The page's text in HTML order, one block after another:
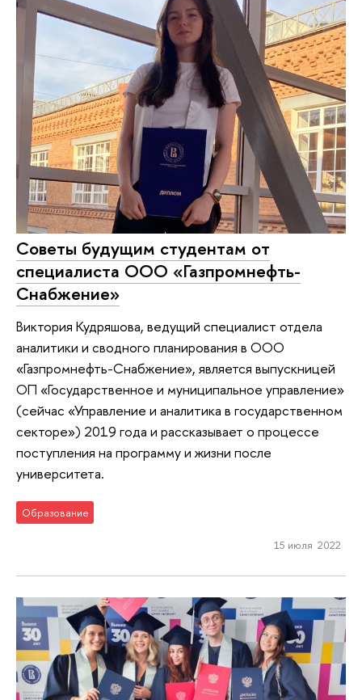
Советы будущим студентам от
специалиста ООО «Газпромнефть-
Снабжение»
Виктория Кудряшова, ведущий специалист отдела
аналитики и сводного планирования в ООО
«Газпромнефть-Снабжение», является выпускницей
ОП «Государственное и муниципальное управление»
(сейчас «Управление и аналитика в государственном
секторе») 2019 года и рассказывает о процессе
поступления на программу и жизни после
университета.
Образование
15 июля 2022